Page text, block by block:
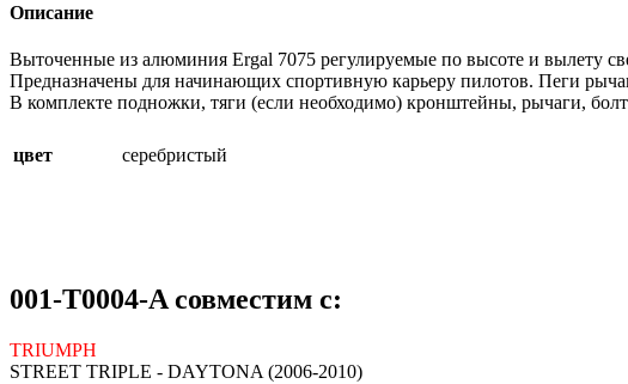
Описание
Выточенные из алюминия Ergal 7075 регулируемые по высоте и вылету
Предназначены для начинающих спортивную карьеру пилотов. Пеги
В комплекте подножки, тяги (если необходимо) кронштейны, рычаги,
цвет серебристый
001-T0004-A совместим с:
TRIUMPH
STREET TRIPLE - DAYTONA (2006-2010)